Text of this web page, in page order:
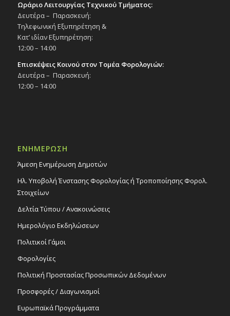
Ωράριο Λειτουργίας Τεχνικού Τμήματος:
Δευτέρα – Παρασκευή:
Τηλεφωνική Εξυπηρέτηση &
Κατ’ ιδίαν Εξυπηρέτηση:
12:00 – 14:00
Επισκέψεις Κοινού στον Τομέα Φορολογιών:
Δευτέρα – Παρασκευή:
12:00 – 14:00
ΕΝΗΜΕΡΩΣΗ
Άμεση Ενημέρωση Δημοτών
Ηλ. Υποβολή Ένστασης Φορολογίας ή Τροποποίησης Φορολ.
Στοιχείων
Δελτία Τύπου / Ανακοινώσεις
Ημερολόγιο Εκδηλώσεων
Πολιτικοί Γάμοι
Φορολογίες
Πολιτική Προστασίας Προσωπικών Δεδομένων
Προσφορές / Διαγωνισμοί
Ευρωπαϊκά Προγράμματα